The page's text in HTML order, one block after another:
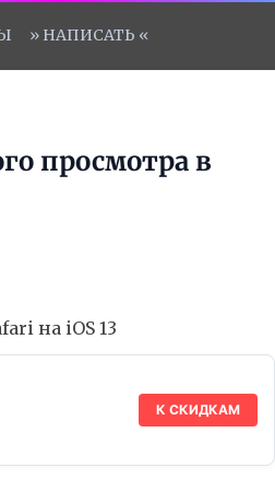
» НАПИСАТЬ «
просмотра в
К СКИДКАМ